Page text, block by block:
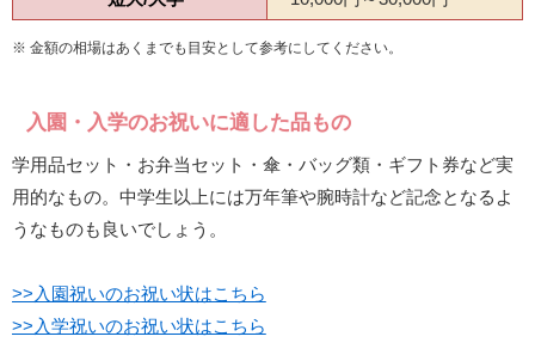
※ 金額の相場はあくまでも目安として参考にしてください。
入園・入学のお祝いに適した品もの
学用品セット・お弁当セット・傘・バッグ類・ギフト券など実
用的なもの。中学生以上には万年筆や腕時計など記念となるよ
うなものも良いでしょう。
>>入園祝いのお祝い状はこちら
>>入学祝いのお祝い状はこちら